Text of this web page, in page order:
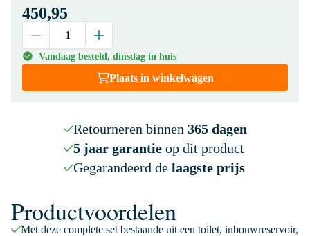
450,95
Vandaag besteld, dinsdag in huis
Plaats in winkelwagen
Retourneren binnen 365 dagen
5 jaar garantieop dit product
Gegarandeerd de laagste prijs
Productvoordelen
Met deze complete set bestaande uit een toilet, inbouwreservoir,